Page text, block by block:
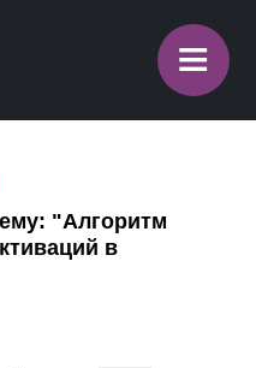
≡
"Алгоритм
в